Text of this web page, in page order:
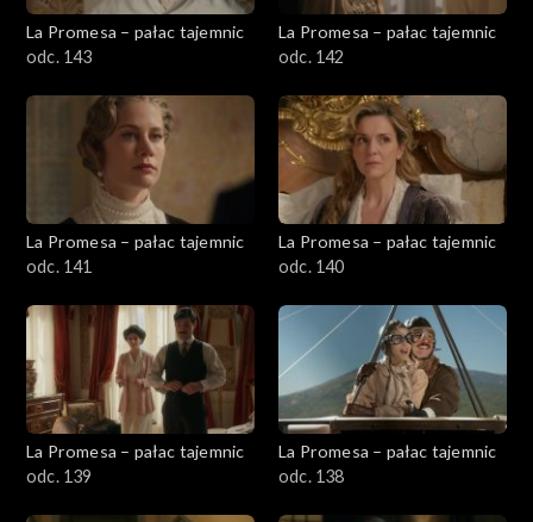
La Promesa – pałac tajemnic
odc. 143
La Promesa – pałac tajemnic
odc. 142
La Promesa – pałac tajemnic
odc. 141
La Promesa – pałac tajemnic
odc. 140
La Promesa – pałac tajemnic
odc. 139
La Promesa – pałac tajemnic
odc. 138